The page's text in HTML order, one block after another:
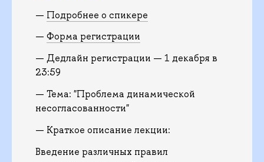
— Подробнее о спикере
— Форма регистрации
— Дедлайн регистрации — 1 декабря в
23:59
— Тема: "Проблема динамической
несогласованности"
— Краткое описание лекции:
Введение различных правил